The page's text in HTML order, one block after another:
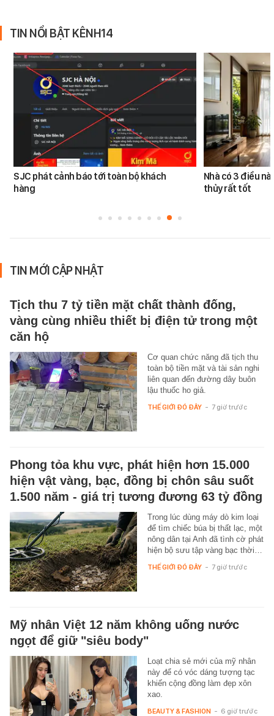
TIN NỔI BẬT KÊNH14
SJC phát cảnh báo tới toàn bộ khách
hàng
Nhà có 3 điều
thủy rất tốt
TIN MỚI CẬP NHẬT
Tịch thu 7 tỷ tiền mặt chất thành đống,
vàng cùng nhiều thiết bị điện tử trong một
căn hộ
Cơ quan chức năng đã tịch thu
toàn bộ tiền mặt và tài sản nghi
liên quan đến đường dây buôn
lậu thuốc ho giả.
THẾ GIỚI ĐÓ ĐÂY - 7 giờ trước
Phong tỏa khu vực, phát hiện hơn 15.000
hiện vật vàng, bạc, đồng bị chôn sâu suốt
1.500 năm - giá trị tương đương 63 tỷ đồng
Trong lúc dùng máy dò kim loại
để tìm chiếc búa bị thất lạc, một
nông dân tại Anh đã tình cờ phát
hiện bộ sưu tập vàng bạc thời…
THẾ GIỚI ĐÓ ĐÂY - 7 giờ trước
Mỹ nhân Việt 12 năm không uống nước
ngọt để giữ "siêu body"
Loạt chia sẻ mới của mỹ nhân
này để có vóc dáng tượng tạc
khiến cộng đồng làm đẹp xôn
xao.
BEAUTY & FASHION - 6 giờ trước